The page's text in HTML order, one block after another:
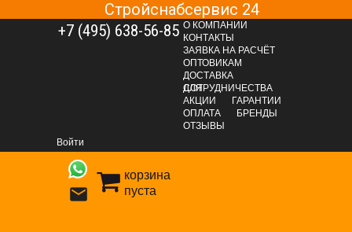
Стройснабсервис 24
+7 (495) 638-56-85 О КОМПАНИИ
КОНТАКТЫ
ЗАЯВКА НА РАСЧЁТ
ОПТОВИКАМ
ДОСТАВКА
ДЛЯ СОТРУДНИЧЕСТВА
АКЦИИ
ГАРАНТИИ
ОПЛАТА
БРЕНДЫ
ОТЗЫВЫ
Войти

корзина
пуста
Крепеж и комплектующие для монолитного домостроения
Гайка для стяжного винта